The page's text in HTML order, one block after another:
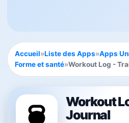
Accueil»Liste des Apps»Apps
Forme et santé»Workout Log -
Workout
Journal